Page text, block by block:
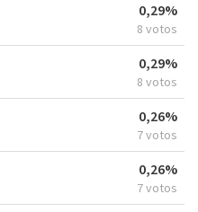
0,29%
8 votos
0,29%
8 votos
0,26%
7 votos
0,26%
7 votos